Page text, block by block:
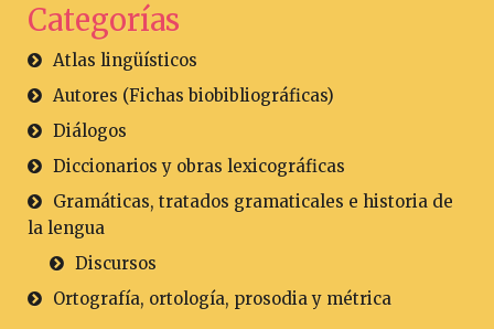
Categorías
Atlas lingüísticos
Autores (Fichas biobibliográficas)
Diálogos
Diccionarios y obras lexicográficas
Gramáticas, tratados gramaticales e historia de
la lengua
Discursos
Ortografía, ortología, prosodia y métrica